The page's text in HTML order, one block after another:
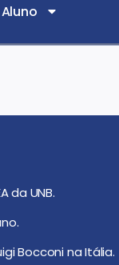
da UNB.
Bocconi na Itália.